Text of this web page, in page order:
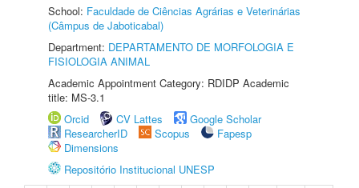
School: Faculdade de Ciências Agrárias e Veterinárias
(Câmpus de Jaboticabal)
Department: DEPARTAMENTO DE MORFOLOGIA E
FISIOLOGIA ANIMAL
Academic Appointment Category: RDIDP Academic
title: MS-3.1
Orcid
CV Lattes
Google Scholar
ResearcherID
Scopus
Fapesp
Dimensions
Repositório Institucional UNESP